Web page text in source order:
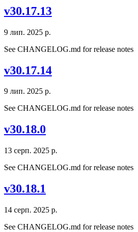
v30.17.13
9 лип. 2025 р.
See CHANGELOG.md for release notes
v30.17.14
9 лип. 2025 р.
See CHANGELOG.md for release notes
v30.18.0
13 серп. 2025 р.
See CHANGELOG.md for release notes
v30.18.1
14 серп. 2025 р.
See CHANGELOG.md for release notes